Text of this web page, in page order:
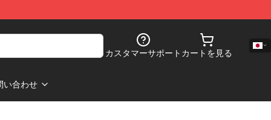
カスタマーサポート カートを見る
い合わせ